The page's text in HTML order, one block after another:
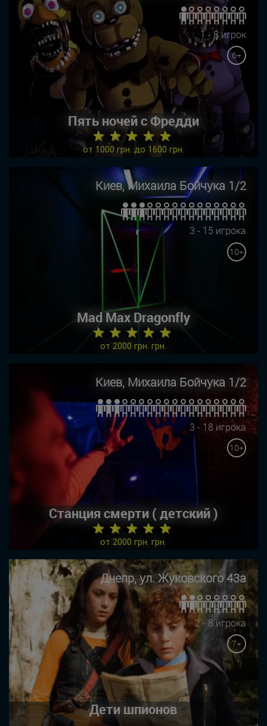
1 - 8 игрок
6+
Пять ночей с Фредди
★ ★ ★ ★ ★
от 1000 грн. до 1600 грн.
Киев, Михаила Бойчука 1/2
3 - 15 игрока
10+
Mad Max Dragonfly
★ ★ ★ ★ ★
от 2000 грн. грн.
Киев, Михаила Бойчука 1/2
3 - 18 игрока
10+
Станция смерти ( детский )
★ ★ ★ ★ ★
от 2000 грн. грн.
Днепр, ул. Жуковского 43а
2 - 8 игрока
7+
Дети шпионов